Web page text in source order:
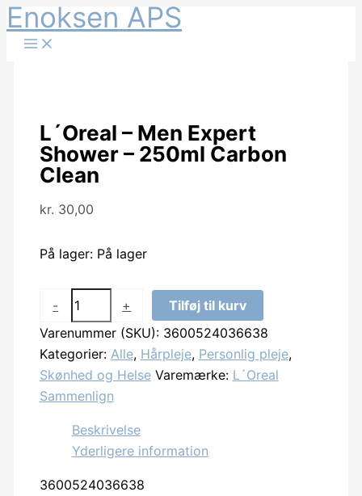
Gå
Enoksen APS
L´Oreal – Men Expert
Shower – 250ml Carbon
Clean
kr. 30,00
På lager: På lager
-
´Oreal
-
Men
Expert
Shower
250ml
Clean
+
Tilføj til kurv
Varenummer (SKU): 3600524036638
Kategorier: Alle, Hårpleje, Personlig pleje,
Skønhed og Helse Varemærke: L´Oreal
Sammenlign
Beskrivelse
Yderligere information
3600524036638